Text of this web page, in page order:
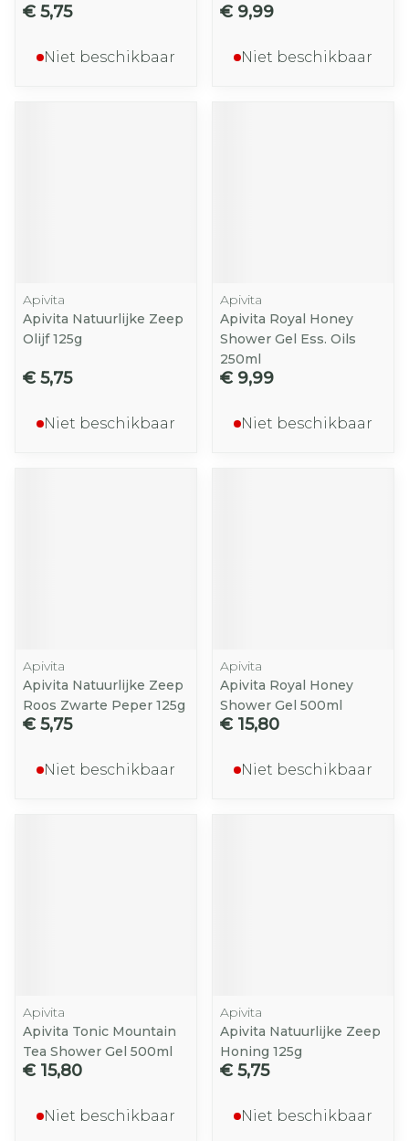
€ 5,75
Niet beschikbaar
€ 9,99
Niet beschikbaar
Apivita
Apivita Natuurlijke Zeep
Olijf 125g
€ 5,75
Niet beschikbaar
Apivita
Apivita Royal Honey
Shower Gel Ess. Oils
250ml
€ 9,99
Niet beschikbaar
Apivita
Apivita Natuurlijke Zeep
Roos Zwarte Peper 125g
€ 5,75
Niet beschikbaar
Apivita
Apivita Royal Honey
Shower Gel 500ml
€ 15,80
Niet beschikbaar
Apivita
Apivita Tonic Mountain
Tea Shower Gel 500ml
€ 15,80
Niet beschikbaar
Apivita
Apivita Natuurlijke Zeep
Honing 125g
€ 5,75
Niet beschikbaar